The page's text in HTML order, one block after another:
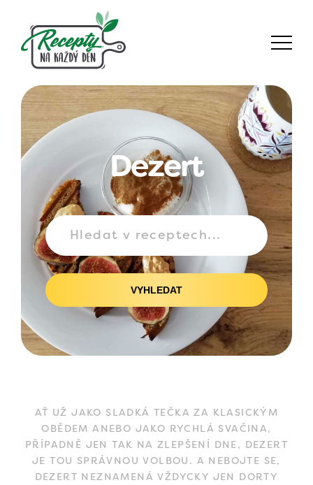
Dezert
VYHLEDAT
AŤ UŽ JAKO SLADKÁ TEČKA ZA KLASICKÝM
OBĚDEM ANEBO JAKO RYCHLÁ SVAČINA,
PŘÍPADNĚ JEN TAK NA ZLEPŠENÍ DNE, DEZERT
JE TOU SPRÁVNOU VOLBOU. A NEBOJTE SE,
DEZERT NEZNAMENÁ VŽDYCKY JEN DORTY